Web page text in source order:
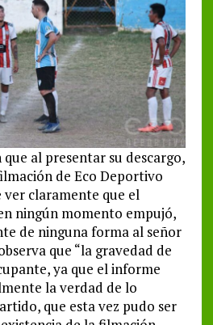
al presentar su descargo,
de Eco Deportivo
ver claramente que el
ningún momento empujó,
de ninguna forma al señor
que “la gravedad de
ya que el informe
la verdad de lo
que esta vez pudo ser